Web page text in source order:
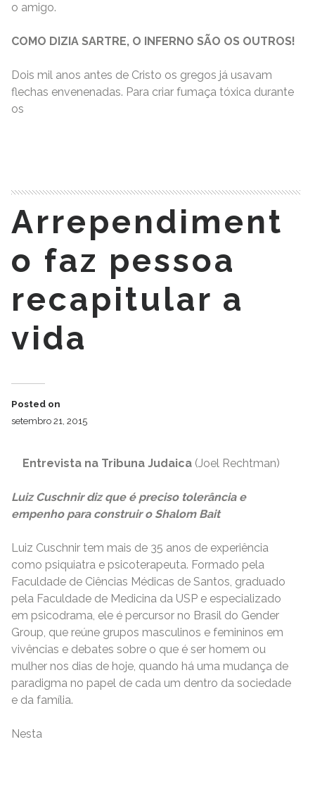
o amigo.
COMO DIZIA SARTRE, O INFERNO SÃO OS OUTROS!
Dois mil anos antes de Cristo os gregos já usavam
flechas envenenadas. Para criar fumaça tóxica durante
os
Arrependiment
o faz pessoa
recapitular a
vida
Posted on
setembro 21, 2015
Entrevista na Tribuna Judaica (Joel Rechtman)
Luiz Cuschnir diz que é preciso tolerância e
empenho para construir o Shalom Bait
Luiz Cuschnir tem mais de 35 anos de experiência
como psiquiatra e psicoterapeuta. Formado pela
Faculdade de Ciências Médicas de Santos, graduado
pela Faculdade de Medicina da USP e especializado
em psicodrama, ele é percursor no Brasil do Gender
Group, que reúne grupos masculinos e femininos em
vivências e debates sobre o que é ser homem ou
mulher nos dias de hoje, quando há uma mudança de
paradigma no papel de cada um dentro da sociedade
e da família.
Nesta